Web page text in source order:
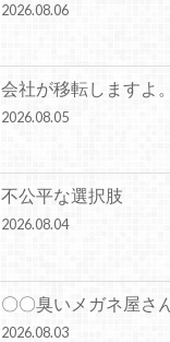
2026.08.06
会社が移転しますよ。
2026.08.05
不公平な選択肢
2026.08.04
〇〇臭いメガネ屋さん
2026.08.03